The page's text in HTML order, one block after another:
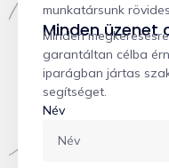
munkatársunk
Minden üzenet
Minden
garantáltan célba
iparágban jártas
segítséget.
Név